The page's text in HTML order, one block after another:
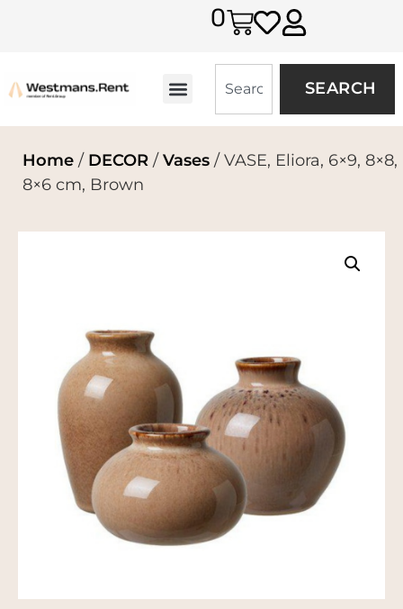
0
SEARCH
Home / DECOR / Vases / VASE, Eliora, 6×9, 8×8,
8×6 cm, Brown